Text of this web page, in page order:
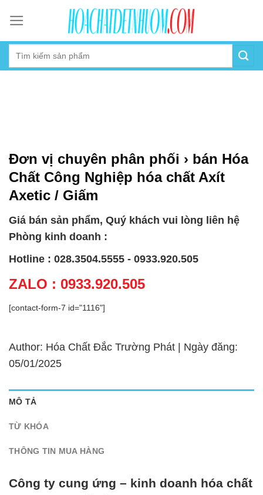
content
Đơn vị chuyên phân phối › bán Hóa
Chất Công Nghiệp hóa chất Axít
Axetic / Giấm
Giá bán sản phẩm, Quý khách vui lòng liên hệ
Phòng kinh doanh :
Hotline : 028.3504.5555 - 0933.920.505
ZALO : 0933.920.505
[contact-form-7 id="1116"]
Author: Hóa Chất Đắc Trường Phát | Ngày đăng:
05/01/2025
MÔ TẢ
TỪ KHÓA
THÔNG TIN MUA HÀNG
Công ty cung ứng – kinh doanh hóa chất